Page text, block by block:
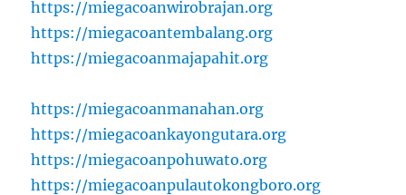
https://miegacoanwirobrajan.org
https://miegacoantembalang.org
https://miegacoanmajapahit.org
https://miegacoanmanahan.org
https://miegacoankayongutara.org
https://miegacoanpohuwato.org
https://miegacoanpulautokongboro.org